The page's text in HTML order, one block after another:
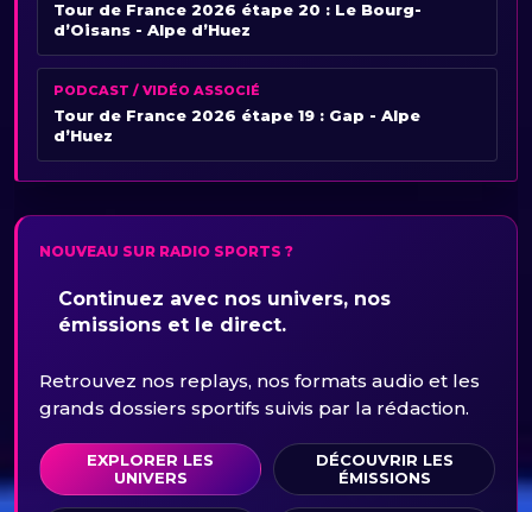
Tour de France 2026 étape 20 : Le Bourg-
d’Oisans - Alpe d’Huez
PODCAST / VIDÉO ASSOCIÉ
Tour de France 2026 étape 19 : Gap - Alpe
d’Huez
NOUVEAU SUR RADIO SPORTS ?
Continuez avec nos univers, nos
émissions et le direct.
Retrouvez nos replays, nos formats audio et les
grands dossiers sportifs suivis par la rédaction.
EXPLORER LES
UNIVERS
DÉCOUVRIR LES
ÉMISSIONS